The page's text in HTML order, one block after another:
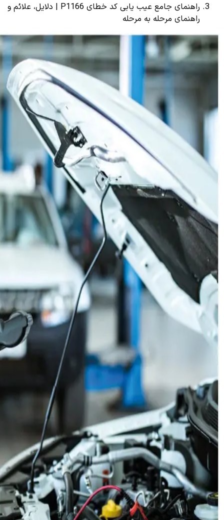
راهنمای جامع عیب یابی کد خطای P1166 | دلایل، علائم و
راهنمای مرحله به مرحله